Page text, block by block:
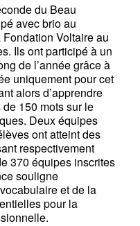
du Beau
avec brio au
Voltaire au
Ils ont participé à un
de l’année grâce à
uniquement pour cet
alors d’apprendre
150 mots sur le
Deux équipes
ont atteint des
respectivement
370 équipes inscrites
souligne
et de la
pour la